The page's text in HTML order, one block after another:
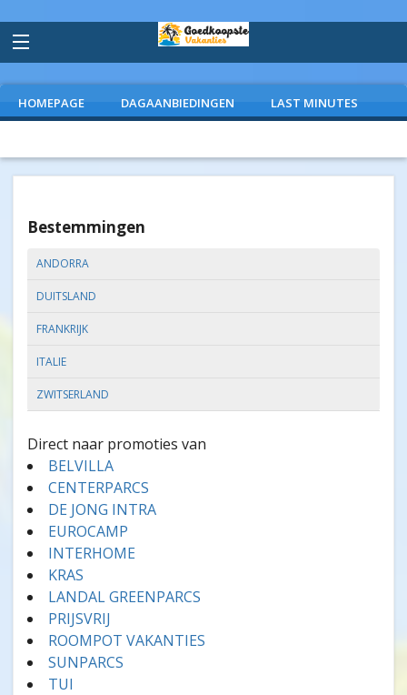
HOMEPAGE DAGAANBIEDINGEN LAST MINUTES
Bestemmingen
ANDORRA
DUITSLAND
FRANKRIJK
ITALIE
ZWITSERLAND
Direct naar promoties van
BELVILLA
CENTERPARCS
DE JONG INTRA
EUROCAMP
INTERHOME
KRAS
LANDAL GREENPARCS
PRIJSVRIJ
ROOMPOT VAKANTIES
SUNPARCS
TUI